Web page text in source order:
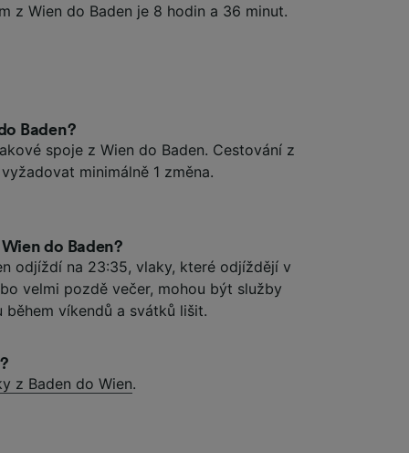
z Wien do Baden je 8 hodin a 36 minut.
Baden?
spoje z Wien do Baden. Cestování z
minimálně 1 změna.
do Baden?
odjíždí na 23:35, vlaky, které odjíždějí v
velmi pozdě večer, mohou být služby
během víkendů a svátků lišit.
z Baden do Wien.